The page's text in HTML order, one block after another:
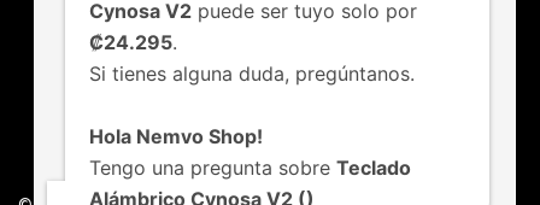
Cynosa V2 puede ser tuyo solo por
₡24.295.
Si tienes alguna duda, pregúntanos.
Hola Nemvo Shop!
Tengo una pregunta sobre Teclado
Alámbrico Cynosa V2 ()